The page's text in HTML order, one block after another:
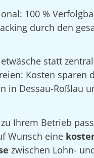
100 %
durch den
statt
Kosten sparen
in Dessau-Roßlau
Ihrem Betrieb
Wunsch eine
zwischen Lohn-